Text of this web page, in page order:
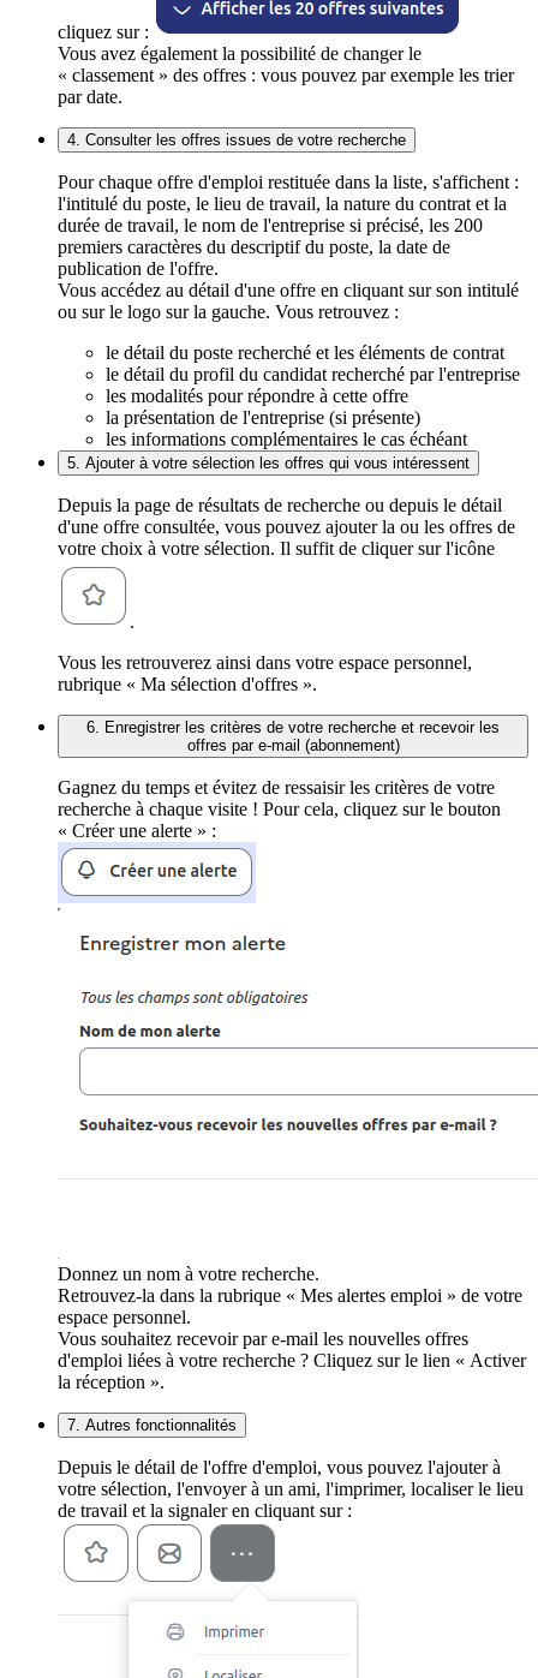
cliquez sur :
Vous avez également la possibilité de changer le
« classement » des offres : vous pouvez par exemple les trier
par date.
4. Consulter les offres issues de votre recherche
Pour chaque offre d'emploi restituée dans la liste, s'affichent :
l'intitulé du poste, le lieu de travail, la nature du contrat et la
durée de travail, le nom de l'entreprise si précisé, les 200
premiers caractères du descriptif du poste, la date de
publication de l'offre.
Vous accédez au détail d'une offre en cliquant sur son intitulé
ou sur le logo sur la gauche. Vous retrouvez :
le détail du poste recherché et les éléments de contrat
le détail du profil du candidat recherché par l'entreprise
les modalités pour répondre à cette offre
la présentation de l'entreprise (si présente)
les informations complémentaires le cas échéant
5. Ajouter à votre sélection les offres qui vous intéressent
Depuis la page de résultats de recherche ou depuis le détail
d'une offre consultée, vous pouvez ajouter la ou les offres de
votre choix à votre sélection. Il suffit de cliquer sur l'icône
.
Vous les retrouverez ainsi dans votre espace personnel,
rubrique « Ma sélection d'offres ».
6. Enregistrer les critères de votre recherche et recevoir les
offres par e-mail (abonnement)
Gagnez du temps et évitez de ressaisir les critères de votre
recherche à chaque visite ! Pour cela, cliquez sur le bouton
« Créer une alerte » :
Donnez un nom à votre recherche.
Retrouvez-la dans la rubrique « Mes alertes emploi » de votre
espace personnel.
Vous souhaitez recevoir par e-mail les nouvelles offres
d'emploi liées à votre recherche ? Cliquez sur le lien « Activer
la réception ».
7. Autres fonctionnalités
Depuis le détail de l'offre d'emploi, vous pouvez l'ajouter à
votre sélection, l'envoyer à un ami, l'imprimer, localiser le lieu
de travail et la signaler en cliquant sur :